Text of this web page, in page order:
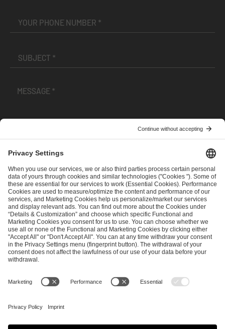
andPrivacy Policy
SEND MESSAGE
CAREER MEDIA RIGHTS
Imprint
Privacy Policy Cookie Policy Terms of Use